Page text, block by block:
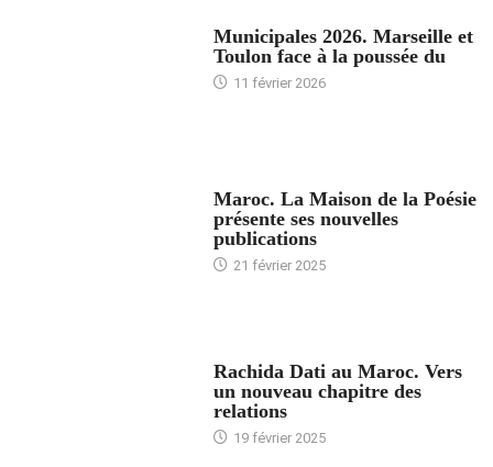
Municipales 2026. Marseille et
Toulon face à la poussée du
11 février 2026
Maroc. La Maison de la Poésie
présente ses nouvelles
publications
21 février 2025
Rachida Dati au Maroc. Vers
un nouveau chapitre des
relations
19 février 2025